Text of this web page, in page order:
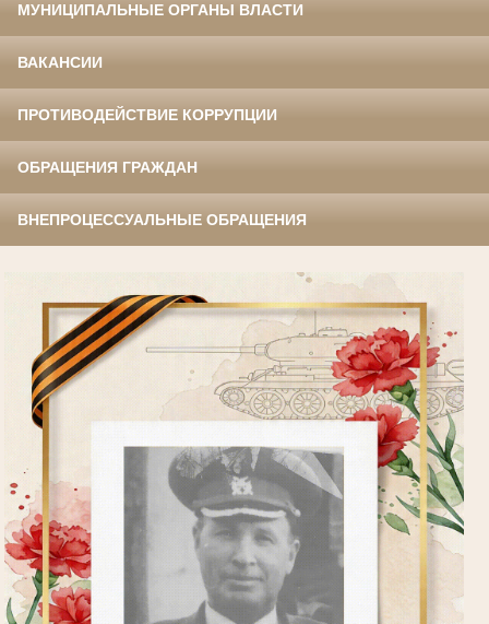
МУНИЦИПАЛЬНЫЕ ОРГАНЫ ВЛАСТИ
ВАКАНСИИ
ПРОТИВОДЕЙСТВИЕ КОРРУПЦИИ
ОБРАЩЕНИЯ ГРАЖДАН
ВНЕПРОЦЕССУАЛЬНЫЕ ОБРАЩЕНИЯ